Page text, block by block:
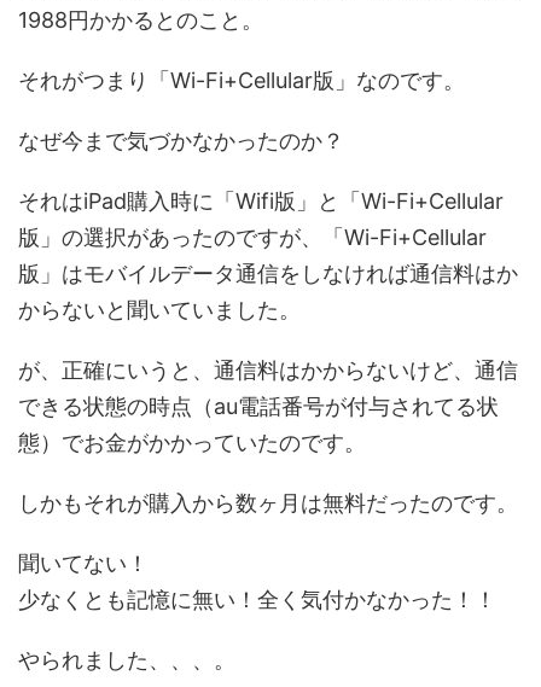
1988円かかるとのこと。
それがつまり「Wi-Fi+Cellular版」なのです。
なぜ今まで気づかなかったのか？
それはiPad購入時に「Wifi版」と「Wi-Fi+Cellular
版」の選択があったのですが、「Wi-Fi+Cellular
版」はモバイルデータ通信をしなければ通信料はか
からないと聞いていました。
が、正確にいうと、通信料はかからないけど、通信
できる状態の時点（au電話番号が付与されてる状
態）でお金がかかっていたのです。
しかもそれが購入から数ヶ月は無料だったのです。
聞いてない！
少なくとも記憶に無い！全く気付かなかった！！
やられました、、、。